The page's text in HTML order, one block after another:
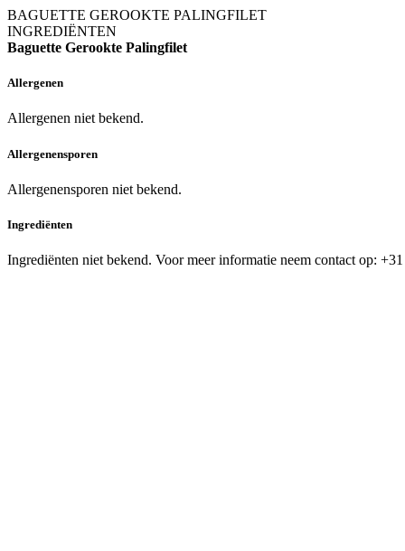
BAGUETTE GEROOKTE PALINGFILET
INGREDIËNTEN
Baguette Gerookte Palingfilet
Allergenen
Allergenen niet bekend.
Allergenensporen
Allergenensporen niet bekend.
Ingrediënten
Ingrediënten niet bekend. Voor meer informatie neem contact op: